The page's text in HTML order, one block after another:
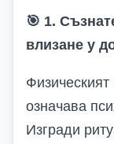
🎯 1.
влизане у
означава
Изгради